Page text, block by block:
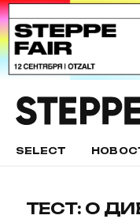
SELECT
ТЕСТ: О